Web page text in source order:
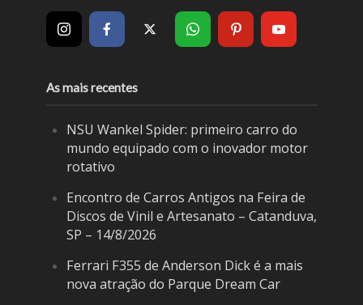
As mais recentes
NSU Wankel Spider: primeiro carro do
mundo equipado com o inovador motor
rotativo
Encontro de Carros Antigos na Feira de
Discos de Vinil e Artesanato – Catanduva,
SP – 14/8/2026
Ferrari F355 de Anderson Dick é a mais
nova atração do Parque Dream Car